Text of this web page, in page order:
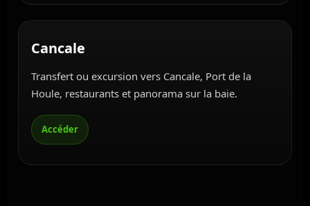
Cancale
Transfert ou excursion vers Cancale, Port de la
Houle, restaurants et panorama sur la baie.